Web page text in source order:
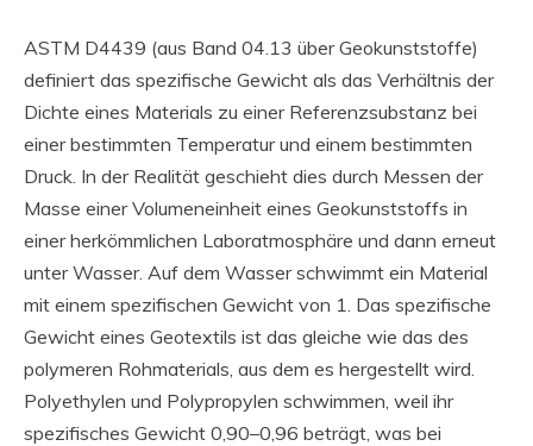
ASTM D4439 (aus Band 04.13 über Geokunststoffe)
definiert das spezifische Gewicht als das Verhältnis der
Dichte eines Materials zu einer Referenzsubstanz bei
einer bestimmten Temperatur und einem bestimmten
Druck. In der Realität geschieht dies durch Messen der
Masse einer Volumeneinheit eines Geokunststoffs in
einer herkömmlichen Laboratmosphäre und dann erneut
unter Wasser. Auf dem Wasser schwimmt ein Material
mit einem spezifischen Gewicht von 1. Das spezifische
Gewicht eines Geotextils ist das gleiche wie das des
polymeren Rohmaterials, aus dem es hergestellt wird.
Polyethylen und Polypropylen schwimmen, weil ihr
spezifisches Gewicht 0,90–0,96 beträgt, was bei